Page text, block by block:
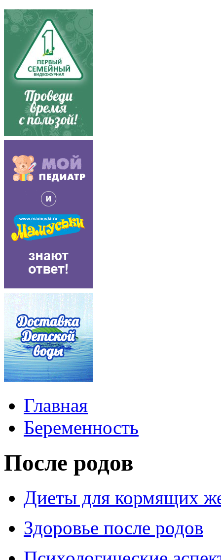
Главная
Беременность
После родов
Диеты для кормящих
Здоровье после родов